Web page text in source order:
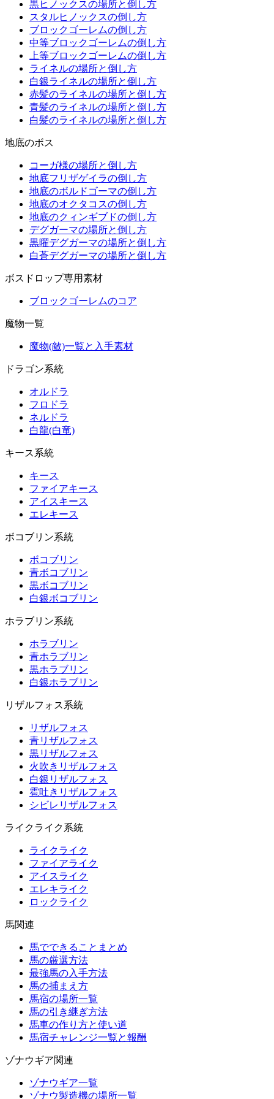
黒ヒノックスの場所と倒し方
スタルヒノックスの倒し方
ブロックゴーレムの倒し方
中等ブロックゴーレムの倒し方
上等ブロックゴーレムの倒し方
ライネルの場所と倒し方
白銀ライネルの場所と倒し方
赤髪のライネルの場所と倒し方
青髪のライネルの場所と倒し方
白髪のライネルの場所と倒し方
地底のボス
コーガ様の場所と倒し方
地底フリザゲイラの倒し方
地底のボルドゴーマの倒し方
地底のオクタコスの倒し方
地底のクィンギブドの倒し方
デグガーマの場所と倒し方
黒曜デグガーマの場所と倒し方
白蒼デグガーマの場所と倒し方
ボスドロップ専用素材
ブロックゴーレムのコア
魔物一覧
魔物(敵)一覧と入手素材
ドラゴン系統
オルドラ
フロドラ
ネルドラ
白龍(白竜)
キース系統
キース
ファイアキース
アイスキース
エレキース
ボコブリン系統
ボコブリン
青ボコブリン
黒ボコブリン
白銀ボコブリン
ホラブリン系統
ホラブリン
青ホラブリン
黒ホラブリン
白銀ホラブリン
リザルフォス系統
リザルフォス
青リザルフォス
黒リザルフォス
火吹きリザルフォス
白銀リザルフォス
雹吐きリザルフォス
シビレリザルフォス
ライクライク系統
ライクライク
ファイアライク
アイスライク
エレキライク
ロックライク
馬関連
馬でできることまとめ
馬の厳選方法
最強馬の入手方法
馬の捕まえ方
馬宿の場所一覧
馬の引き継ぎ方法
馬車の作り方と使い道
馬宿チャレンジ一覧と報酬
ゾナウギア関連
ゾナウギア一覧
ゾナウ製造機の場所一覧